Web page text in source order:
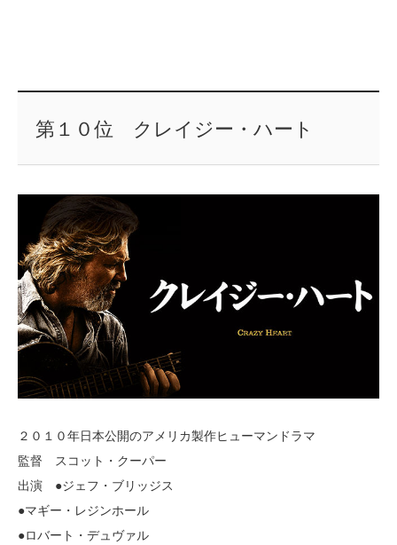
第１０位 クレイジー・ハート
２０１０年日本公開のアメリカ製作ヒューマンドラマ
監督 スコット・クーパー
出演 ●ジェフ・ブリッジス
●マギー・レジンホール
●ロバート・デュヴァル